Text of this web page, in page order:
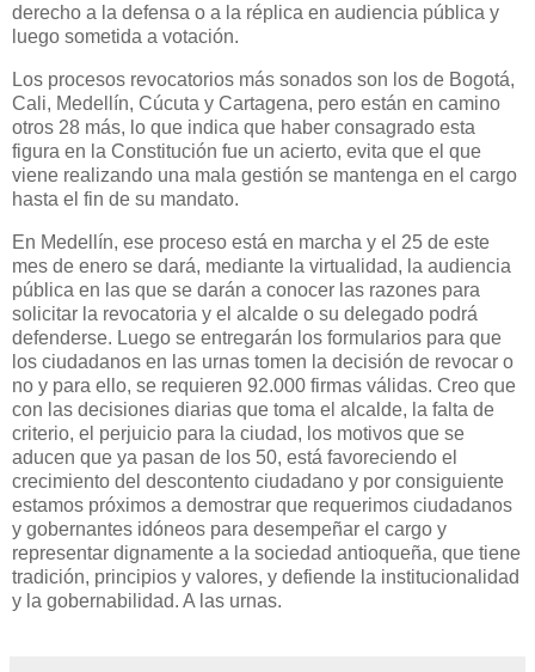
derecho a la defensa o a la réplica en audiencia pública y
luego sometida a votación.
Los procesos revocatorios más sonados son los de Bogotá,
Cali, Medellín, Cúcuta y Cartagena, pero están en camino
otros 28 más, lo que indica que haber consagrado esta
figura en la Constitución fue un acierto, evita que el que
viene realizando una mala gestión se mantenga en el cargo
hasta el fin de su mandato.
En Medellín, ese proceso está en marcha y el 25 de este
mes de enero se dará, mediante la virtualidad, la audiencia
pública en las que se darán a conocer las razones para
solicitar la revocatoria y el alcalde o su delegado podrá
defenderse. Luego se entregarán los formularios para que
los ciudadanos en las urnas tomen la decisión de revocar o
no y para ello, se requieren 92.000 firmas válidas. Creo que
con las decisiones diarias que toma el alcalde, la falta de
criterio, el perjuicio para la ciudad, los motivos que se
aducen que ya pasan de los 50, está favoreciendo el
crecimiento del descontento ciudadano y por consiguiente
estamos próximos a demostrar que requerimos ciudadanos
y gobernantes idóneos para desempeñar el cargo y
representar dignamente a la sociedad antioqueña, que tiene
tradición, principios y valores, y defiende la institucionalidad
y la gobernabilidad. A las urnas.